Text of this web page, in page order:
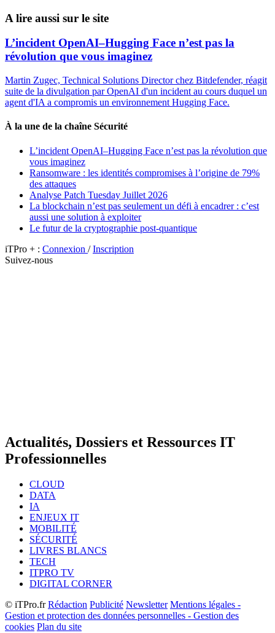
A lire aussi sur le site
L’incident OpenAI–Hugging Face n’est pas la
révolution que vous imaginez
Martin Zugec, Technical Solutions Director chez Bitdefender, réagit
suite de la divulgation par OpenAI d'un incident au cours duquel un
agent d'IA a compromis un environnement Hugging Face.
À la une de la chaîne Sécurité
L’incident OpenAI–Hugging Face n’est pas la révolution que
vous imaginez
Ransomware : les identités compromises à l’origine de 79%
des attaques
Analyse Patch Tuesday Juillet 2026
La blockchain n’est pas seulement un défi à encadrer : c’est
aussi une solution à exploiter
Le futur de la cryptographie post-quantique
iTPro + : Connexion /Inscription
Suivez-nous
Actualités, Dossiers et Ressources IT
Professionnelles
CLOUD
DATA
IA
ENJEUX IT
MOBILITÉ
SÉCURITÉ
LIVRES BLANCS
TECH
ITPRO TV
DIGITAL CORNER
© iTPro.frRédaction Publicité Newsletter Mentions légales -
Gestion et protection des données personnelles - Gestion des
cookies Plan du site